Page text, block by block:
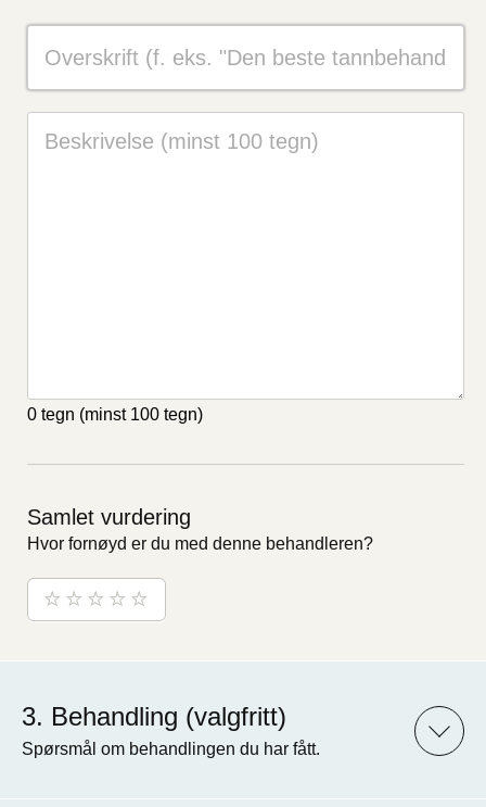
0 tegn (minst 100 tegn)
Samlet vurdering
Hvor fornøyd er du med denne behandleren?
Behandling (valgfritt)
Spørsmål om behandlingen du har fått.